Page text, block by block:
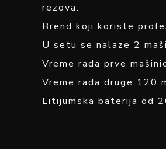
rezova.
Brend koji koriste
U setu se nalaze 2
Vreme rada prve
Vreme rada druge 120
Litijumska baterija od